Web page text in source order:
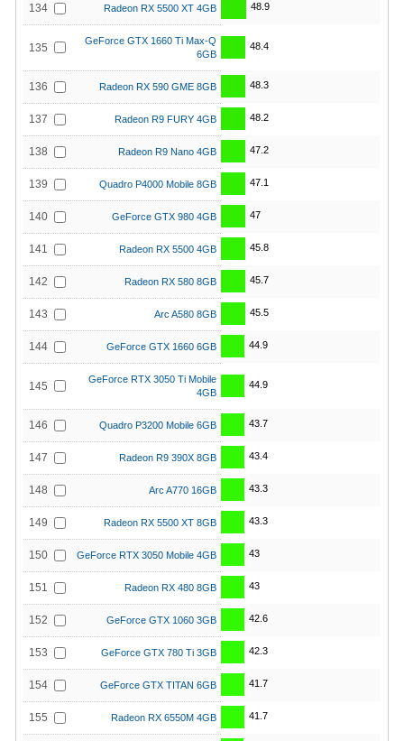
134 Radeon RX 5500 XT 4GB 48.9
135
GeForce GTX 1660 Ti Max-Q
6GB
48.4
136 Radeon RX 590 GME 8GB 48.3
137 Radeon R9 FURY 4GB 48.2
138 Radeon R9 Nano 4GB 47.2
139 Quadro P4000 Mobile 8GB 47.1
140 GeForce GTX 980 4GB 47
141 Radeon RX 5500 4GB 45.8
142 Radeon RX 580 8GB 45.7
143 Arc A580 8GB 45.5
144 GeForce GTX 1660 6GB 44.9
145
GeForce RTX 3050 Ti Mobile
4GB
44.9
146 Quadro P3200 Mobile 6GB 43.7
147 Radeon R9 390X 8GB 43.4
148 Arc A770 16GB 43.3
149 Radeon RX 5500 XT 8GB 43.3
150 GeForce RTX 3050 Mobile 4GB 43
151 Radeon RX 480 8GB 43
152 GeForce GTX 1060 3GB 42.6
153 GeForce GTX 780 Ti 3GB 42.3
154 GeForce GTX TITAN 6GB 41.7
155 Radeon RX 6550M 4GB 41.7